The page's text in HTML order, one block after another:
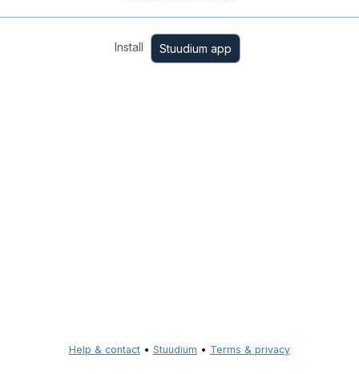
Install Stuudium app
Help & contact • Stuudium • Terms & privacy